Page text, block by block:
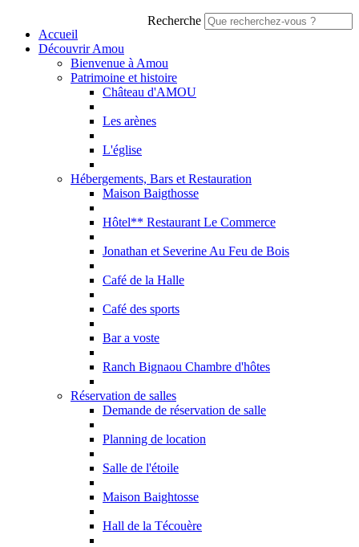
Recherche
Accueil
Découvrir Amou
Bienvenue à Amou
Patrimoine et histoire
Château d'AMOU
Les arènes
L'église
Hébergements, Bars et Restauration
Maison Baigthosse
Hôtel** Restaurant Le Commerce
Jonathan et Severine Au Feu de Bois
Café de la Halle
Café des sports
Bar a voste
Ranch Bignaou Chambre d'hôtes
Réservation de salles
Demande de réservation de salle
Planning de location
Salle de l'étoile
Maison Baightosse
Hall de la Técouère